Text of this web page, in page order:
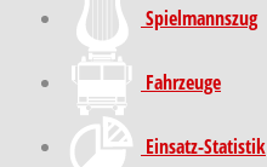
Spielmannszug
Fahrzeuge
Einsatz-Statistik